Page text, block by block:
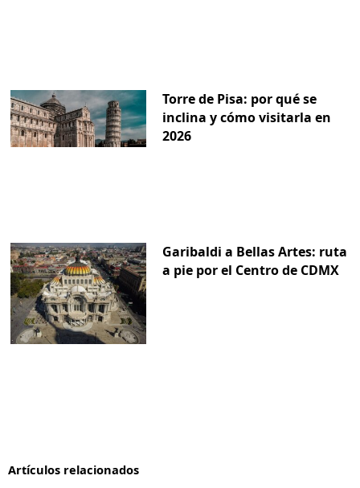
Torre de Pisa: por qué se
inclina y cómo visitarla en
2026
Garibaldi a Bellas Artes: ruta
a pie por el Centro de CDMX
Artículos relacionados